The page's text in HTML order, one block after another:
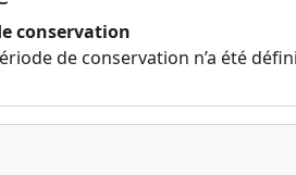
conservation
de conservation n’a été